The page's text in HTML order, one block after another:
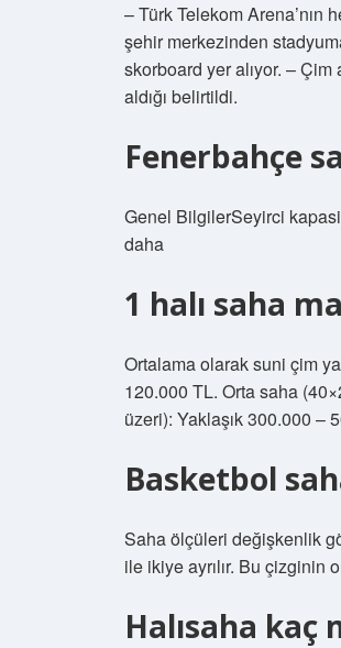
– Türk Telekom Arena’nın
şehir merkezinden
skorboard yer alıyor. –
aldığı belirtildi.
Fenerbahçe
Genel BilgilerSeyirci
daha
1 halı saha
Ortalama olarak suni çim
120.000 TL. Orta saha
üzeri): Yaklaşık 300.000 –
Basketbol
Saha ölçüleri değişkenlik
ile ikiye ayrılır. Bu çizginin
Halısaha kaç